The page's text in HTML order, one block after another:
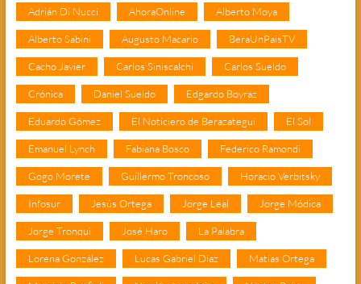
Adrián Di Nucci AhoraOnline Alberto Moya
Alberto Sabini Augusto Macario BeraUnPaisTV
Cacho Javier Carlos Siniscalchi Carlos Sueldo
Crónica Daniel Sueldo Edgardo Boyraz
Eduardo Gómez El Noticiero de Berazategui El Sol
Emanuel Lynch Fabiana Bosco Federico Ramondi
Gogo Morete Guillermo Troncoso Horacio Verbitsky
Infosur Jesús Ortega Jorge Leal Jorge Módica
Jorge Tronqui José Haro La Palabra
Lorena González Lucas Gabriel Díaz Matías Ortega